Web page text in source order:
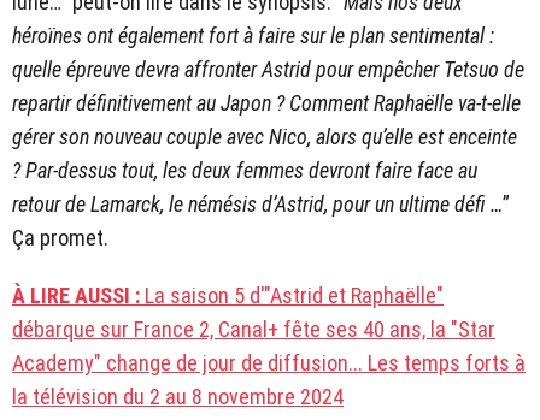
héroïnes ont également fort à faire sur le plan sentimental :
quelle épreuve devra affronter Astrid pour empêcher Tetsuo de
repartir définitivement au Japon ? Comment Raphaëlle va-t-elle
gérer son nouveau couple avec Nico, alors qu’elle est enceinte
? Par-dessus tout, les deux femmes devront faire face au
retour de Lamarck, le némésis d’Astrid, pour un ultime défi …”
Ça promet.
À LIRE AUSSI : La saison 5 d'"Astrid et Raphaëlle"
débarque sur France 2, Canal+ fête ses 40 ans, la "Star
Academy" change de jour de diffusion... Les temps forts à
la télévision du 2 au 8 novembre 2024